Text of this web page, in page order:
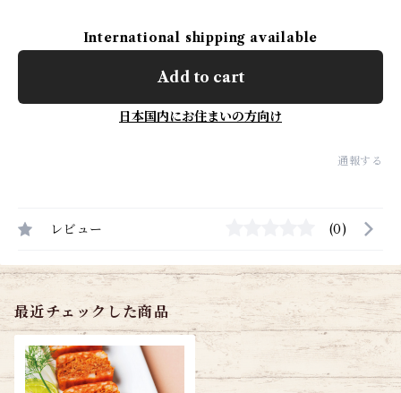
International shipping available
Add to cart
日本国内にお住まいの方向け
通報する
レビュー (0)
最近チェックした商品